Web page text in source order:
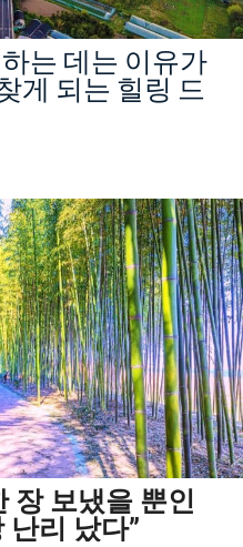
는 데는 이유가
게 되는 힐링 드
장 보냈을 뿐인
리 났다”